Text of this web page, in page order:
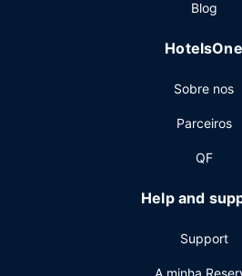
As principais comodidades incluem
estacionamento grátis no local.
Blog
HotelsOne
Sobre nos
Parceiros
QF
Help and
Support
A minha